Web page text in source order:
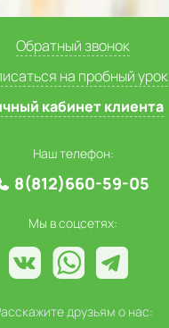
Обратный звонок
на пробный урок
кабинет клиента
Наш телефон:
8(812)660-59-05
Мы в соцсетях:
друзьям о нас: